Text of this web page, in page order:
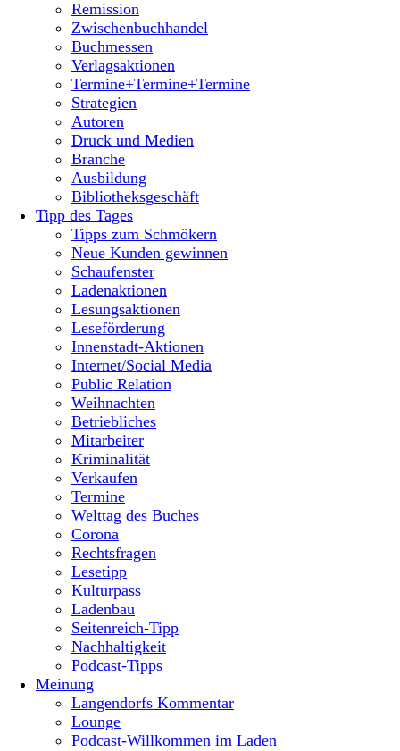
Remission
Zwischenbuchhandel
Buchmessen
Verlagsaktionen
Termine+Termine+Termine
Strategien
Autoren
Druck und Medien
Branche
Ausbildung
Bibliotheksgeschäft
Tipp des Tages
Tipps zum Schmökern
Neue Kunden gewinnen
Schaufenster
Ladenaktionen
Lesungsaktionen
Leseförderung
Innenstadt-Aktionen
Internet/Social Media
Public Relation
Weihnachten
Betriebliches
Mitarbeiter
Kriminalität
Verkaufen
Termine
Welttag des Buches
Corona
Rechtsfragen
Lesetipp
Kulturpass
Ladenbau
Seitenreich-Tipp
Nachhaltigkeit
Podcast-Tipps
Meinung
Langendorfs Kommentar
Lounge
Podcast-Willkommen im Laden